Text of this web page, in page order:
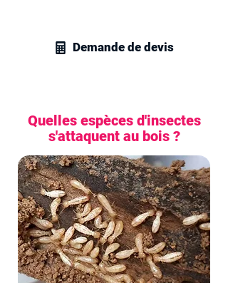
Demande de devis
Quelles espèces d'insectes
s'attaquent au bois ?